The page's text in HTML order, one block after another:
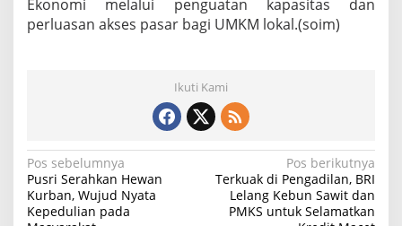
Ekonomi melalui penguatan kapasitas dan
perluasan akses pasar bagi UMKM lokal.(soim)
Ikuti Kami
N
a
v
Pos sebelumnya
Pusri Serahkan Hewan
Kurban, Wujud Nyata
Kepedulian pada
Pos berikutnya
Terkuak di Pengadilan, BRI
Lelang Kebun Sawit dan
PMKS untuk Selamatkan